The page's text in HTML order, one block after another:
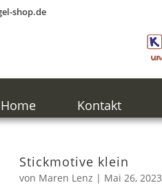
shop.de
Home Kontakt
Stickmotive klein
von Maren Lenz | Mai 26, 2023